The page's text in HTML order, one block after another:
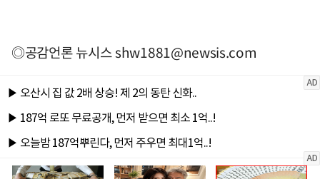
◎공감언론 뉴시스shw1881@newsis.com